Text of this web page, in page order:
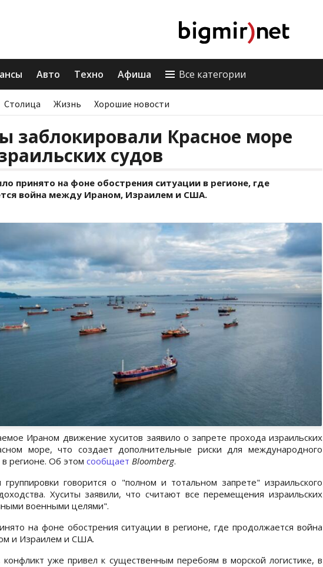
Авто Техно Афиша Все категории
Столица Жизнь Хорошие новости
заблокировали Красное море
судов
принято на фоне обострения ситуации в регионе, где
война между Ираном, Израилем и США.
Ираном движение хуситов заявило о запрете прохода израильских
море, что создает дополнительные риски для международного
в регионе. Об этом сообщает Bloomberg.
группировки говорится о "полном и тотальном запрете" израильского
Хуситы заявили, что считают все перемещения израильских
военными целями".
на фоне обострения ситуации в регионе, где продолжается война
и Израилем и США.
уже привел к существенным перебоям в морской логистике, в